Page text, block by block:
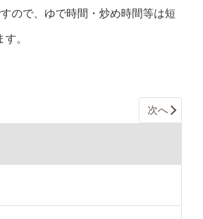
すので、ゆで時間・炒め時間等は短
。
次へ